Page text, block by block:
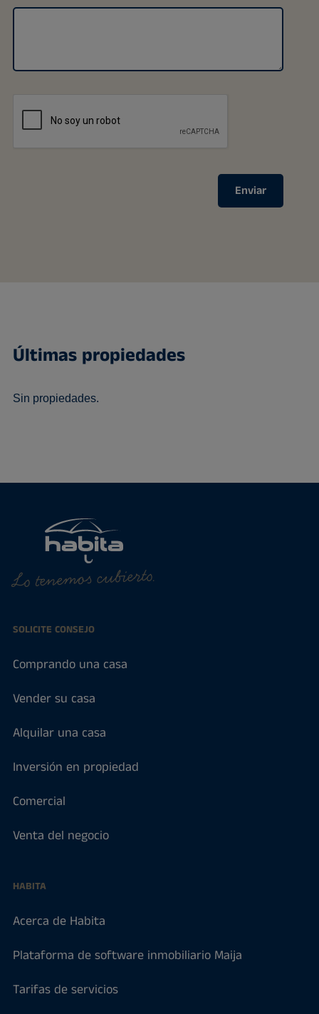
Enviar
Últimas propiedades
Sin propiedades.
Lo tenemos cubierto.
SOLICITE CONSEJO
Comprando una casa
Vender su casa
Alquilar una casa
Inversión en propiedad
Comercial
Venta del negocio
HABITA
Acerca de Habita
Plataforma de software inmobiliario Maija
Tarifas de servicios